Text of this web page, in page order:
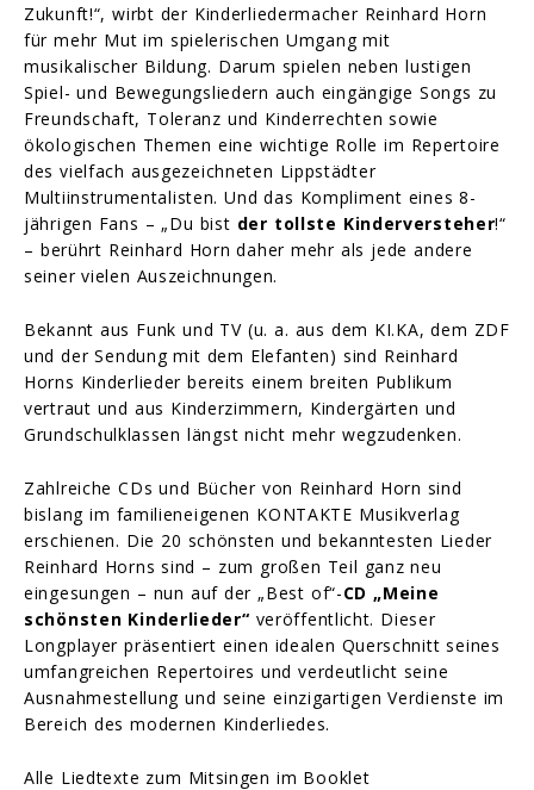
Zukunft!“, wirbt der Kinderliedermacher Reinhard Horn
für mehr Mut im spielerischen Umgang mit
musikalischer Bildung. Darum spielen neben lustigen
Spiel- und Bewegungsliedern auch eingängige Songs zu
Freundschaft, Toleranz und Kinderrechten sowie
ökologischen Themen eine wichtige Rolle im Repertoire
des vielfach ausgezeichneten Lippstädter
Multiinstrumentalisten. Und das Kompliment eines 8-
jährigen Fans – „Du bist der tollste Kinderversteher!“
– berührt Reinhard Horn daher mehr als jede andere
seiner vielen Auszeichnungen.
Bekannt aus Funk und TV (u. a. aus dem KI.KA, dem ZDF
und der Sendung mit dem Elefanten) sind Reinhard
Horns Kinderlieder bereits einem breiten Publikum
vertraut und aus Kinderzimmern, Kindergärten und
Grundschulklassen längst nicht mehr wegzudenken.
Zahlreiche CDs und Bücher von Reinhard Horn sind
bislang im familieneigenen KONTAKTE Musikverlag
erschienen. Die 20 schönsten und bekanntesten Lieder
Reinhard Horns sind – zum großen Teil ganz neu
eingesungen – nun auf der „Best of“-CD „Meine
schönsten Kinderlieder“ veröffentlicht. Dieser
Longplayer präsentiert einen idealen Querschnitt seines
umfangreichen Repertoires und verdeutlicht seine
Ausnahmestellung und seine einzigartigen Verdienste im
Bereich des modernen Kinderliedes.
Alle Liedtexte zum Mitsingen im Booklet